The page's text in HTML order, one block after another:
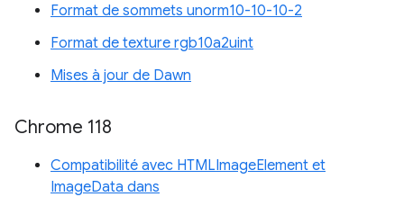
Format de sommets unorm10-10-10-2
Format de texture rgb10a2uint
Mises à jour de Dawn
Chrome 118
Compatibilité avec HTMLImageElement et
ImageData dans